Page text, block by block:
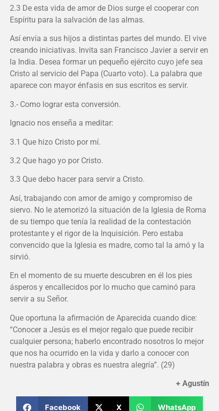
2.3 De esta vida de amor de Dios surge el cooperar con
Espíritu para la salvación de las almas.
Así envía a sus hijos a distintas partes del mundo. El vive
creando iniciativas. Invita san Francisco Javier a servir en
la India. Desea formar un pequeño ejército cuyo jefe sea
Cristo al servicio del Papa (Cuarto voto). La palabra que
aparece con mayor énfasis en sus escritos es servir.
3.- Como lograr esta conversión.
Ignacio nos enseña a meditar:
3.1 Que hizo Cristo por mí.
3.2 Que hago yo por Cristo.
3.3 Que debo hacer para servir a Cristo.
Así, trabajando con amor de amigo y compromiso de
siervo. No le atemorizó la situación de la Iglesia de Roma
de su tiempo que tenía la realidad de la contestación
protestante y el rigor de la Inquisición. Pero estaba
convencido que la Iglesia es madre, como tal la amó y la
sirvió.
En el momento de su muerte descubren en él los pies
ásperos y encallecidos por lo mucho que caminó para
servir a su Señor.
Que oportuna la afirmación de Aparecida cuando dice:
“Conocer a Jesús es el mejor regalo que puede recibir
cualquier persona; haberlo encontrado nosotros lo mejor
que nos ha ocurrido en la vida y darlo a conocer con
nuestra palabra y obras es nuestra alegría”. (29)
+ Agustín
Facebook X WhatsApp